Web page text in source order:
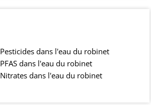
Pesticides dans l'eau du robinet
PFAS dans l'eau du robinet
Nitrates dans l'eau du robinet